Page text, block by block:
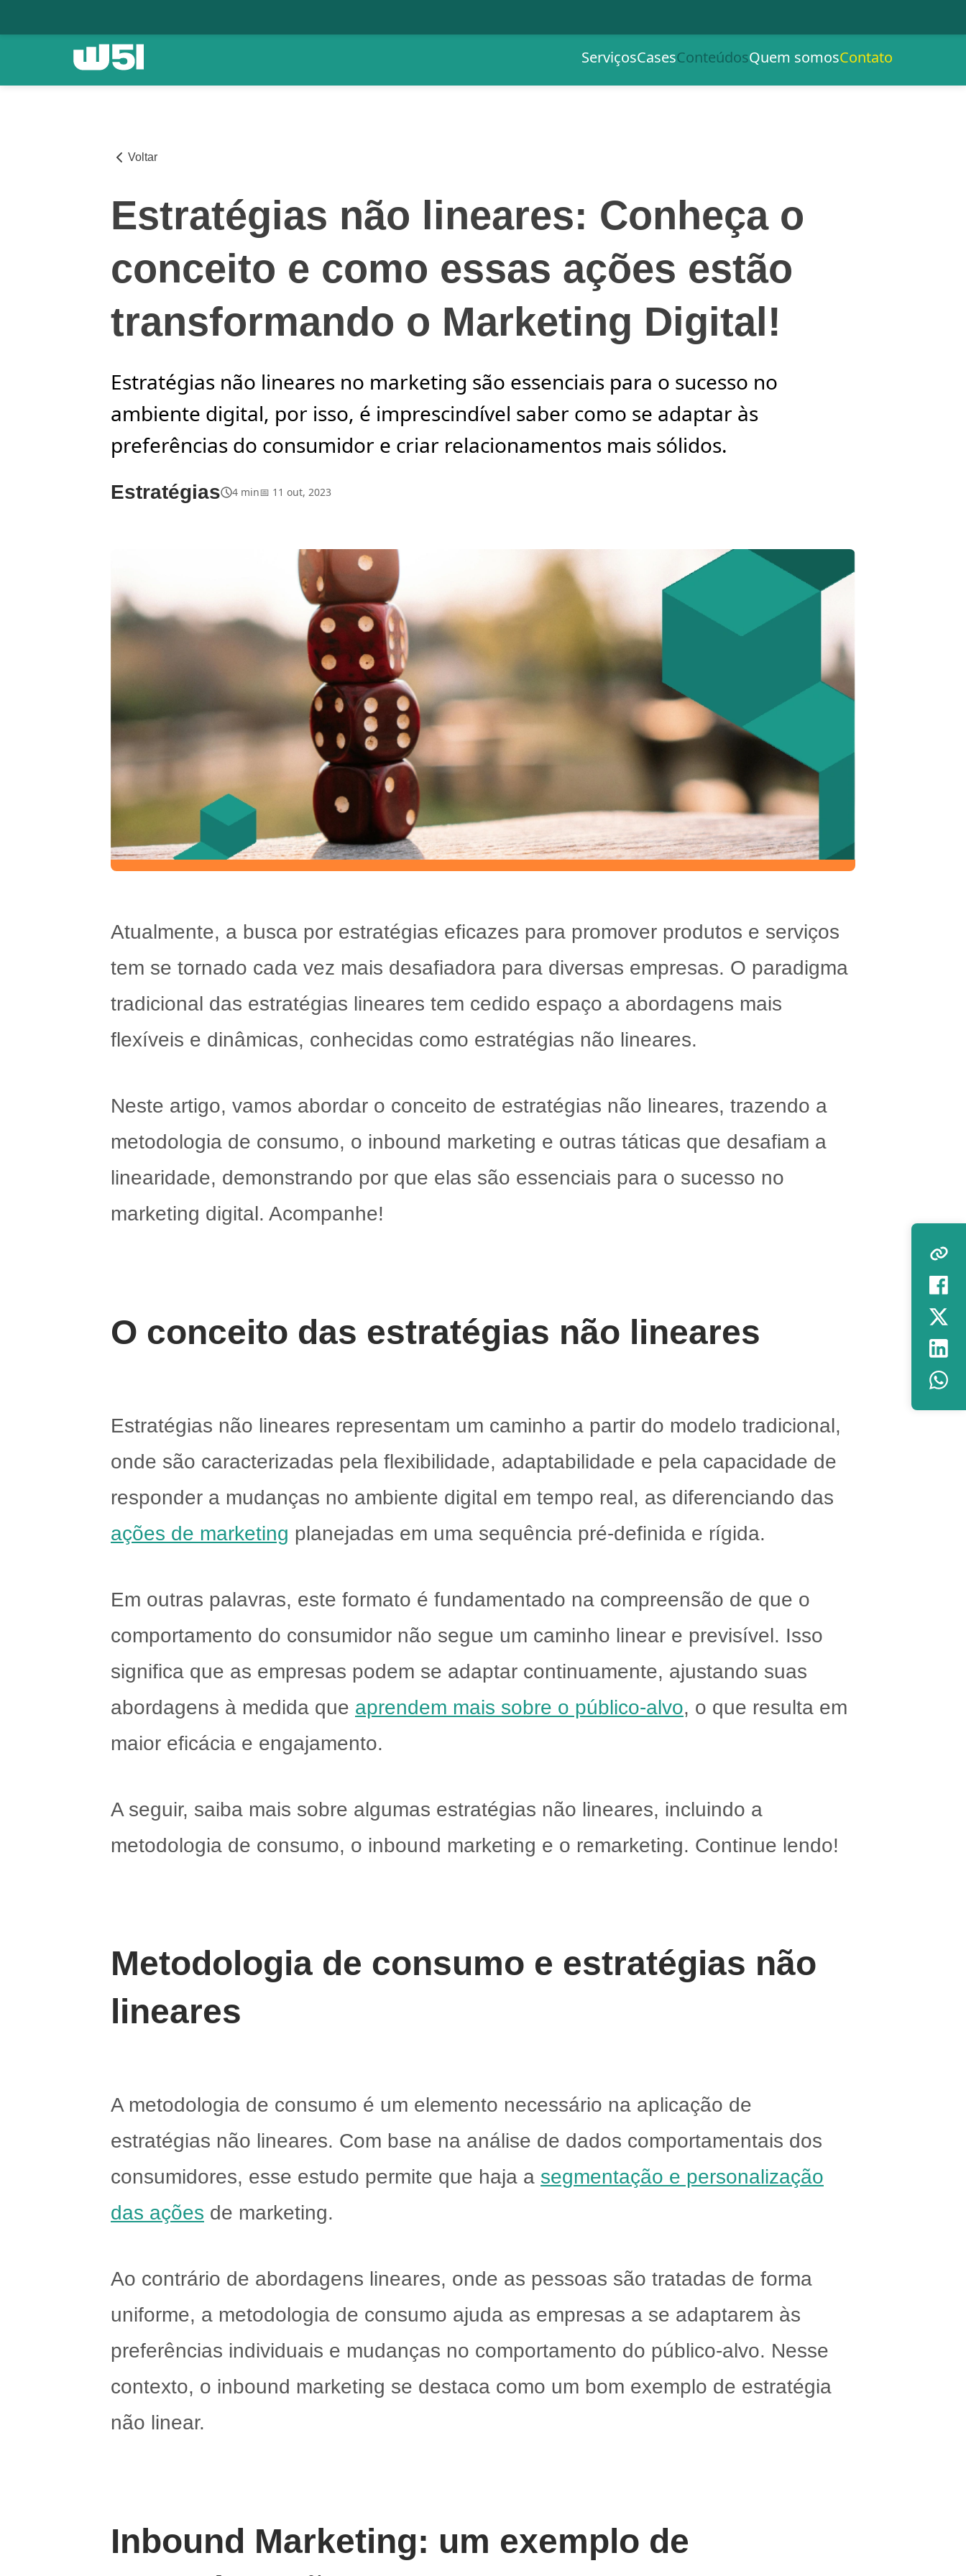
ServiçosCasesConteúdosQuem somosContato
Voltar
Estratégias não lineares: Conheça o
conceito e como essas ações estão
transformando o Marketing Digital!
Estratégias não lineares no marketing são essenciais para o sucesso no
ambiente digital, por isso, é imprescindível saber como se adaptar às
preferências do consumidor e criar relacionamentos mais sólidos.
Estratégias 4 min📅 11 out, 2023
Atualmente, a busca por estratégias eficazes para promover produtos e serviços
tem se tornado cada vez mais desafiadora para diversas empresas. O paradigma
tradicional das estratégias lineares tem cedido espaço a abordagens mais
flexíveis e dinâmicas, conhecidas como estratégias não lineares.
Neste artigo, vamos abordar o conceito de estratégias não lineares, trazendo a
metodologia de consumo, o inbound marketing e outras táticas que desafiam a
linearidade, demonstrando por que elas são essenciais para o sucesso no
marketing digital. Acompanhe!
O conceito das estratégias não lineares
Estratégias não lineares representam um caminho a partir do modelo tradicional,
onde são caracterizadas pela flexibilidade, adaptabilidade e pela capacidade de
responder a mudanças no ambiente digital em tempo real, as diferenciando das
ações de marketing planejadas em uma sequência pré-definida e rígida.
Em outras palavras, este formato é fundamentado na compreensão de que o
comportamento do consumidor não segue um caminho linear e previsível. Isso
significa que as empresas podem se adaptar continuamente, ajustando suas
abordagens à medida que aprendem mais sobre o público-alvo, o que resulta em
maior eficácia e engajamento.
A seguir, saiba mais sobre algumas estratégias não lineares, incluindo a
metodologia de consumo, o inbound marketing e o remarketing. Continue lendo!
Metodologia de consumo e estratégias não
lineares
A metodologia de consumo é um elemento necessário na aplicação de
estratégias não lineares. Com base na análise de dados comportamentais dos
consumidores, esse estudo permite que haja a segmentação e personalização
das ações de marketing.
Ao contrário de abordagens lineares, onde as pessoas são tratadas de forma
uniforme, a metodologia de consumo ajuda as empresas a se adaptarem às
preferências individuais e mudanças no comportamento do público-alvo. Nesse
contexto, o inbound marketing se destaca como um bom exemplo de estratégia
não linear.
Inbound Marketing: um exemplo de